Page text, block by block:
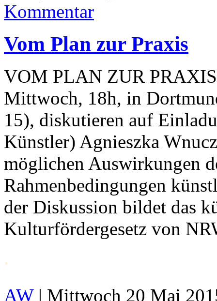
Kommentar
Vom Plan zur Praxis
VOM PLAN ZUR
Mittwoch, 18h, in
15), diskutieren auf
Künstler) Agnieszka
möglichen Auswirkungen
Rahmenbedingungen
der Diskussion bildet das
Kulturfördergesetz von
.
AW| Mittwoch 20 Mai